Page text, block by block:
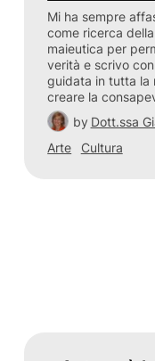
Mi ha sempre
come ricerca
maieutica per
verità e scrivo con
guidata in tutta la
creare la
by Dott.ssa
Arte
Cultura